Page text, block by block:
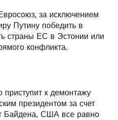
за исключением
Путину победить в
страны ЕС в Эстонии или
конфликта.
приступит к демонтажу
президентом за счет
Байдена, США все равно